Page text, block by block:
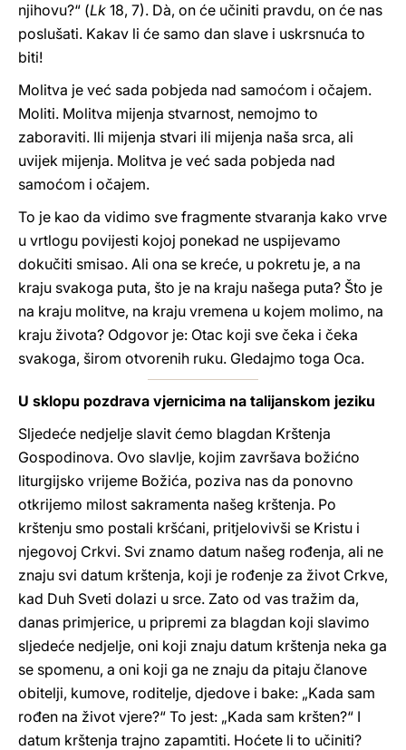
njihovu?“ (Lk 18, 7). Dà, on će učiniti pravdu, on će nas
poslušati. Kakav li će samo dan slave i uskrsnuća to
biti!
Molitva je već sada pobjeda nad samoćom i očajem.
Moliti. Molitva mijenja stvarnost, nemojmo to
zaboraviti. Ili mijenja stvari ili mijenja naša srca, ali
uvijek mijenja. Molitva je već sada pobjeda nad
samoćom i očajem.
To je kao da vidimo sve fragmente stvaranja kako vrve
u vrtlogu povijesti kojoj ponekad ne uspijevamo
dokučiti smisao. Ali ona se kreće, u pokretu je, a na
kraju svakoga puta, što je na kraju našega puta? Što je
na kraju molitve, na kraju vremena u kojem molimo, na
kraju života? Odgovor je: Otac koji sve čeka i čeka
svakoga, širom otvorenih ruku. Gledajmo toga Oca.
U sklopu pozdrava vjernicima na talijanskom jeziku
Sljedeće nedjelje slavit ćemo blagdan Krštenja
Gospodinova. Ovo slavlje, kojim završava božićno
liturgijsko vrijeme Božića, poziva nas da ponovno
otkrijemo milost sakramenta našeg krštenja. Po
krštenju smo postali kršćani, pritjelovivši se Kristu i
njegovoj Crkvi. Svi znamo datum našeg rođenja, ali ne
znaju svi datum krštenja, koji je rođenje za život Crkve,
kad Duh Sveti dolazi u srce. Zato od vas tražim da,
danas primjerice, u pripremi za blagdan koji slavimo
sljedeće nedjelje, oni koji znaju datum krštenja neka ga
se spomenu, a oni koji ga ne znaju da pitaju članove
obitelji, kumove, roditelje, djedove i bake: „Kada sam
rođen na život vjere?“ To jest: „Kada sam kršten?“ I
datum krštenja trajno zapamtiti. Hoćete li to učiniti?